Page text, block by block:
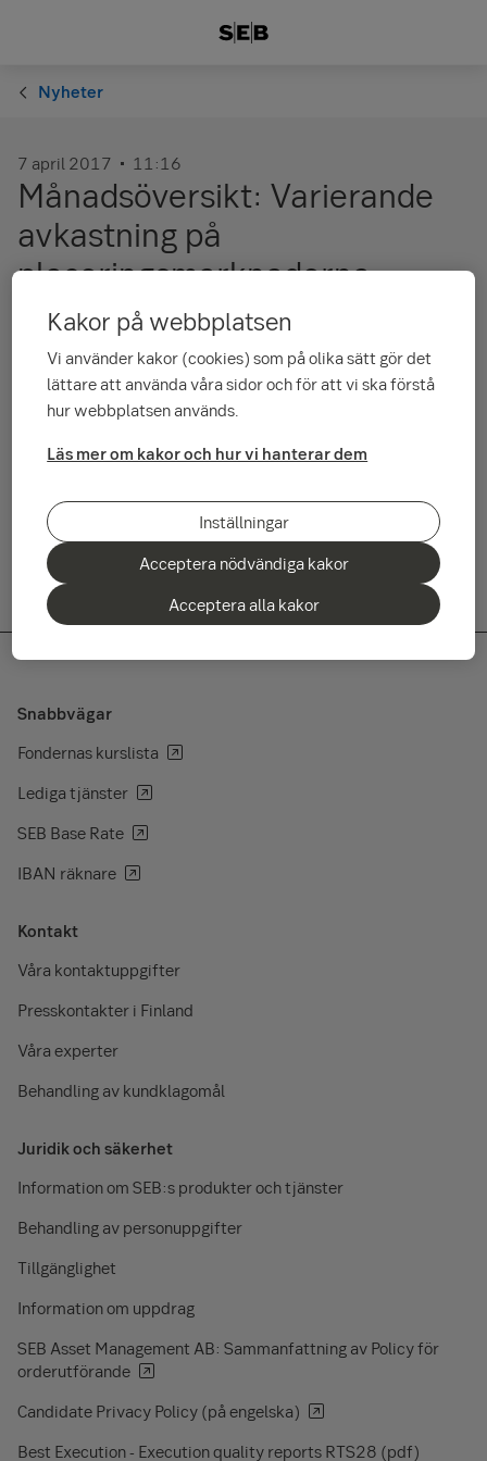
Nyheter
7 april 2017 11:16
Månadsöversikt: Varierande
avkastning på
placeringsmarknaderna
Mars månad bjöd på varierande avkastning på aktie- och
räntemarknaden. I USA sjönk kurserna under månaden då
centralbankens räntehöjningsförväntningar samt Trumps
prestigeförlust gällande hälsovårdsreformen påverkade
tillväxtmarknaderna steg kurserna med cirka 2 procent och i
Läs aprils månadsöversikt här
Snabbvägar
Fondernas kurslista
Lediga tjänster
SEB Base Rate
IBAN räknare
Kontakt
Våra kontaktuppgifter
Presskontakter i Finland
Våra experter
Behandling av kundklagomål
Juridik och säkerhet
Information om SEB:s produkter och tjänster
Behandling av personuppgifter
Tillgänglighet
Information om uppdrag
SEB Asset Management AB: Sammanfattning av Policy för
orderutförande
Candidate Privacy Policy (på engelska)
Best Execution - Execution quality reports RTS28 (pdf)
Kakor på webbplatsen
Vi använder kakor (cookies) som på olika sätt gör det
lättare att använda våra sidor och för att vi ska förstå
hur webbplatsen används.
Läs mer om kakor och hur vi hanterar dem
Inställningar
Acceptera nödvändiga kakor
Acceptera alla kakor